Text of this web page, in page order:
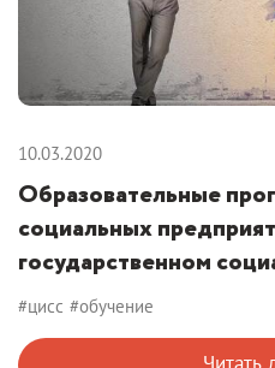
10.03.2020
Образовательные
социальных
государственном
#цисс #обучение